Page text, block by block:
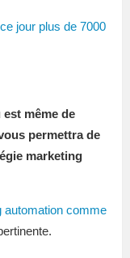
jour plus de 7000
est même de
permettra de
marketing
automation comme